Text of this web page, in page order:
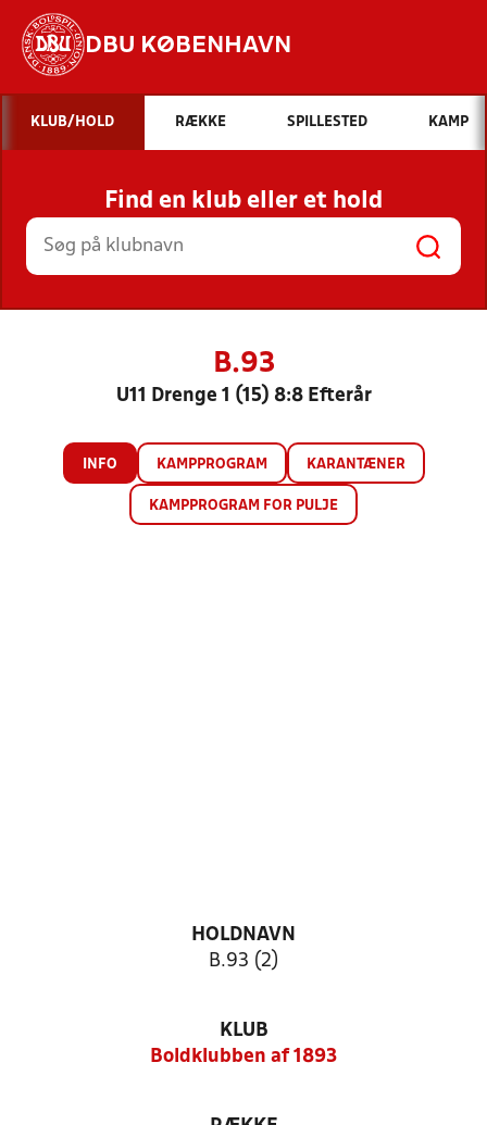
DBU KØBENHAVN
Hvad vil du søge efter?
INDHOLD OG NYHEDER
STILLINGER, RESULTATER, KLUBBER OG
HOLD
KLUB/HOLD RÆKKE SPILLESTED KAMP
Find en klub eller et hold
B.93
U11 Drenge 1 (15) 8:8 Efterår
INFO KAMPPROGRAM KARANTÆNER
KAMPPROGRAM FOR PULJE
HOLDNAVN
B.93 (2)
KLUB
Boldklubben af 1893